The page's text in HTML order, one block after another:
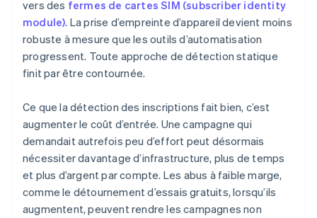
vers des fermes de cartes SIM (subscriber identity
module). La prise d’empreinte d’appareil devient moins
robuste à mesure que les outils d’automatisation
progressent. Toute approche de détection statique
finit par être contournée.
Ce que la détection des inscriptions fait bien, c’est
augmenter le coût d’entrée. Une campagne qui
demandait autrefois peu d’effort peut désormais
nécessiter davantage d’infrastructure, plus de temps
et plus d’argent par compte. Les abus à faible marge,
comme le détournement d’essais gratuits, lorsqu’ils
augmentent, peuvent rendre les campagnes non